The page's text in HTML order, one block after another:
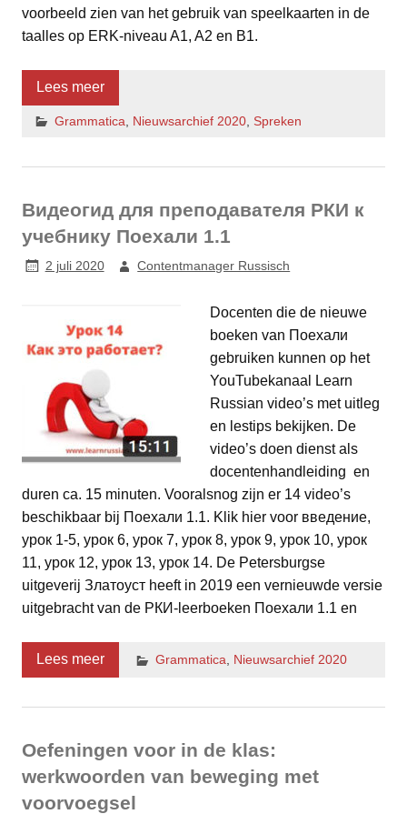
voorbeeld zien van het gebruik van speelkaarten in de
taalles op ERK-niveau A1, A2 en B1.
Lees meer
Grammatica Nieuwsarchief 2020, Spreken
Видеогид для преподавателя РКИ к
учебнику Поехали 1.1
2 juli 2020 Contentmanager Russisch
Docenten die de nieuwe
boeken van Поехали
gebruiken kunnen op het
YouTubekanaal Learn
Russian video’s met uitleg
en lestips bekijken. De
video’s doen dienst als
docentenhandleiding en
duren ca. 15 minuten. Vooralsnog zijn er 14 video’s
beschikbaar bij Поехали 1.1. Klik hier voor введение,
урок 1-5, урок 6, урок 7, урок 8, урок 9, урок 10, урок
11, урок 12, урок 13, урок 14. De Petersburgse
uitgeverij Златоуст heeft in 2019 een vernieuwde versie
uitgebracht van de РКИ-leerboeken Поехали 1.1 en
Lees meer Grammatica, Nieuwsarchief 2020
Oefeningen voor in de klas:
werkwoorden van beweging met
voorvoegsel